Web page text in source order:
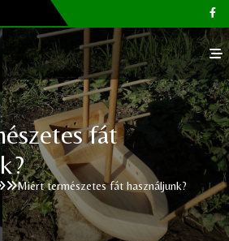
fát
Miért természetes fát használjunk?